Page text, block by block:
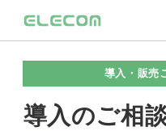
導入・販売
導入のご相